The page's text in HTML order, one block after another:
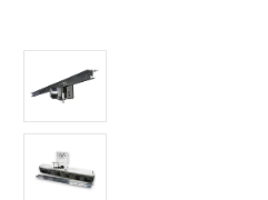
Bildergalerie überspringen